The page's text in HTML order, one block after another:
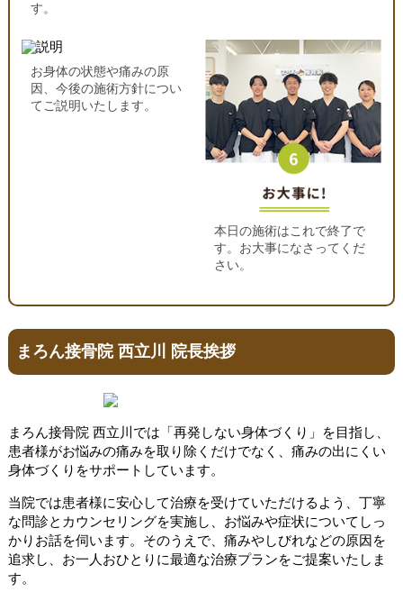
す。
お身体の状態や痛みの原
因、今後の施術方針につい
てご説明いたします。
本日の施術はこれで終了で
す。お大事になさってくだ
さい。
まろん接骨院 西立川 院長挨拶
まろん接骨院 西立川では「再発しない身体づくり」を目指し、
患者様がお悩みの痛みを取り除くだけでなく、痛みの出にくい
身体づくりをサポートしています。
当院では患者様に安心して治療を受けていただけるよう、丁寧
な問診とカウンセリングを実施し、お悩みや症状についてしっ
かりお話を伺います。そのうえで、痛みやしびれなどの原因を
追求し、お一人おひとりに最適な治療プランをご提案いたしま
す。